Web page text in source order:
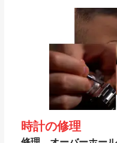
時計の修理